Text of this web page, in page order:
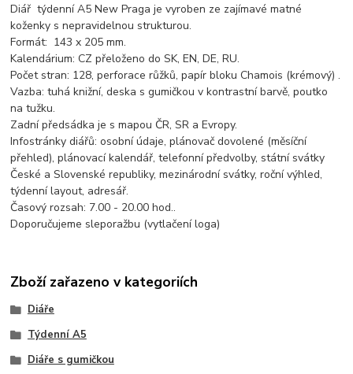
Diář týdenní A5 New Praga je vyroben ze zajímavé matné
koženky s nepravidelnou strukturou.
Formát: 143 x 205 mm.
Kalendárium: CZ přeloženo do SK, EN, DE, RU.
Počet stran: 128, perforace růžků, papír bloku Chamois (krémový) .
Vazba: tuhá knižní, deska s gumičkou v kontrastní barvě, poutko
na tužku.
Zadní předsádka je s mapou ČR, SR a Evropy.
Infostránky diářů: osobní údaje, plánovač dovolené (měsíční
přehled), plánovací kalendář, telefonní předvolby, státní svátky
České a Slovenské republiky, mezinárodní svátky, roční výhled,
týdenní layout, adresář.
Časový rozsah: 7.00 - 20.00 hod..
Doporučujeme sleporažbu (vytlačení loga)
Zboží zařazeno v kategoriích
Diáře
Týdenní A5
Diáře s gumičkou